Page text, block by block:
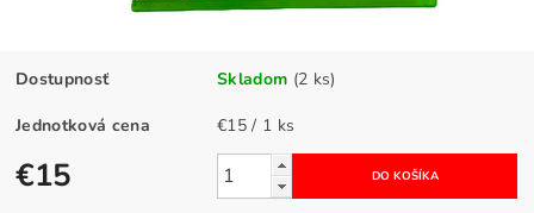
Dostupnosť Skladom (2 ks)
Jednotková cena €15 / 1 ks
€15